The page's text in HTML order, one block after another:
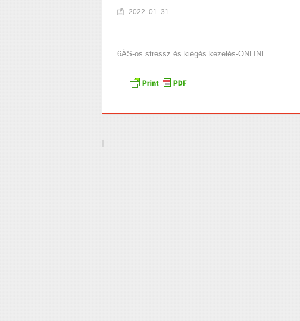
2022. 01. 31.
6ÁS-os stressz és kiégés kezelés-ONLINE